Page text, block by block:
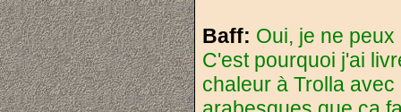
Baff: Oui, je ne
C'est pourquoi j'ai
chaleur à Trolla